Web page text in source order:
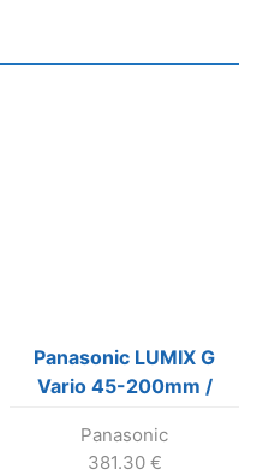
Panasonic LUMIX G
Vario 45-200mm /
Panasonic
381.30 €